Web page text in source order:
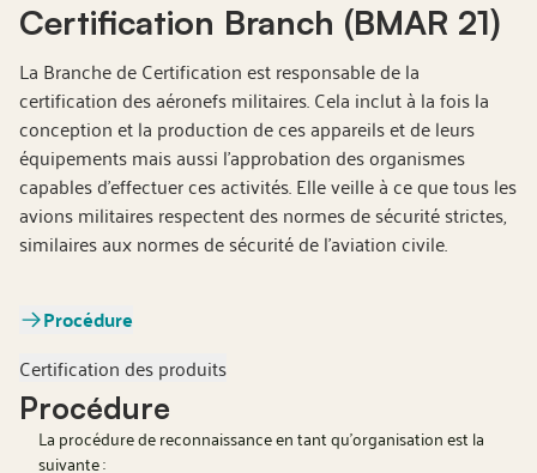
Certification Branch (BMAR 21)
La Branche de Certification est responsable de la
certification des aéronefs militaires. Cela inclut à la fois la
conception et la production de ces appareils et de leurs
équipements mais aussi l’approbation des organismes
capables d’effectuer ces activités. Elle veille à ce que tous les
avions militaires respectent des normes de sécurité strictes,
similaires aux normes de sécurité de l'aviation civile.
Procédure
Certification des produits
Procédure
La procédure de reconnaissance en tant qu'organisation est la
suivante :